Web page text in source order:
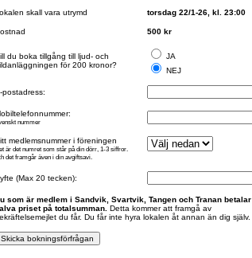
skall vara utrymd torsdag 22/1-26, kl. 23:00
500 kr
du boka tillgång till ljud- och
för 200 kronor?
JA
NEJ
postadress:
nummer
medlemsnummer i föreningen
är det numret som står på din dörr, 1-3 siffror.
det framgår även i din avgiftsavi.
(Max 20 tecken):
som är medlem i Sandvik, Svartvik, Tangen och Tranan betalar
priset på totalsumman. Detta kommer att framgå av
du får. Du får inte hyra lokalen åt annan än dig själv.